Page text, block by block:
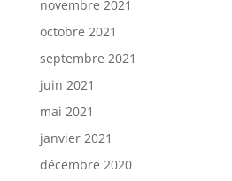
novembre 2021
octobre 2021
septembre 2021
juin 2021
mai 2021
janvier 2021
décembre 2020